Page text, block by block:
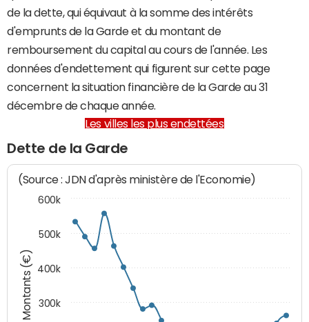
de la dette, qui équivaut à la somme des intérêts
d'emprunts de la Garde et du montant de
remboursement du capital au cours de l'année. Les
données d'endettement qui figurent sur cette page
concernent la situation financière de la Garde au 31
décembre de chaque année.
Les villes les plus endettées
Dette de la Garde
Montants (€)
(Source : JDN d'après ministère de l'Economie)
300k
400k
500k
600k